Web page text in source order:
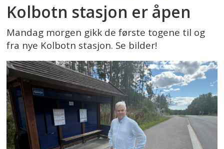
Kolbotn stasjon er åpen
Mandag morgen gikk de første togene til og
fra nye Kolbotn stasjon. Se bilder!